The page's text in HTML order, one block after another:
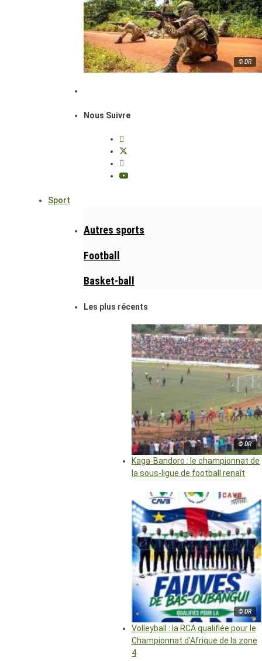
© DR
Nous Suivre
Sport
Autres sports
Football
Basket-ball
Les plus récents
© DR
Kaga-Bandoro : le championnat de
la sous-ligue de football renaît
© DR
Volleyball : la RCA qualifiée pour le
Championnat d’Afrique de la zone
4